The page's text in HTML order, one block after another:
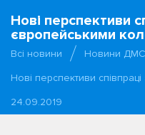
Нові перспективи
європейськими
Всі новини
Новини ДМС
Нові перспективи
24.09.2019